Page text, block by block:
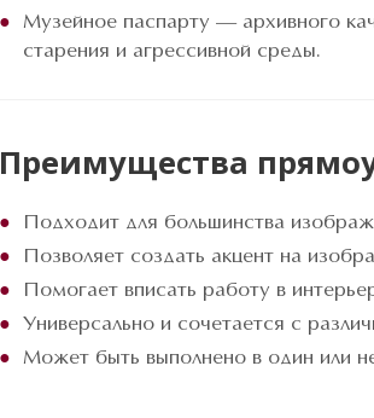
Музейное паспарту — архивного
старения и агрессивной среды.
Преимущества
Подходит для большинства
Позволяет создать акцент на
Помогает вписать работу в
Универсально и сочетается с
Может быть выполнено в один или